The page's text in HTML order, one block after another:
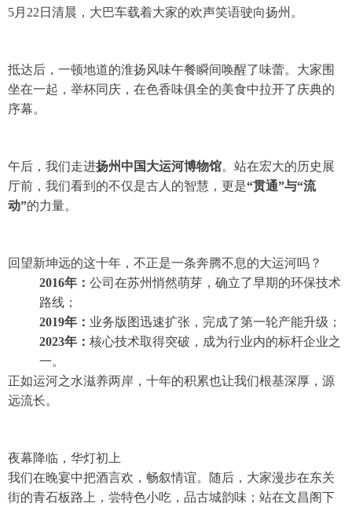
5月22日清晨，大巴车载着大家的欢声笑语驶向扬州。
抵达后，一顿地道的淮扬风味午餐瞬间唤醒了味蕾。大家围
坐在一起，举杯同庆，在色香味俱全的美食中拉开了庆典的
序幕。
午后，我们走进扬州中国大运河博物馆。站在宏大的历史展
厅前，我们看到的不仅是古人的智慧，更是“贯通”与“流
动”的力量。
回望新坤远的这十年，不正是一条奔腾不息的大运河吗？
2016年： 公司在苏州悄然萌芽，确立了早期的环保技术
路线；
2019年： 业务版图迅速扩张，完成了第一轮产能升级；
2023年： 核心技术取得突破，成为行业内的标杆企业之
一。
正如运河之水滋养两岸，十年的积累也让我们根基深厚，源
远流长。
夜幕降临，华灯初上
我们在晚宴中把酒言欢，畅叙情谊。随后，大家漫步在东关
街的青石板路上，尝特色小吃，品古城韵味；站在文昌阁下